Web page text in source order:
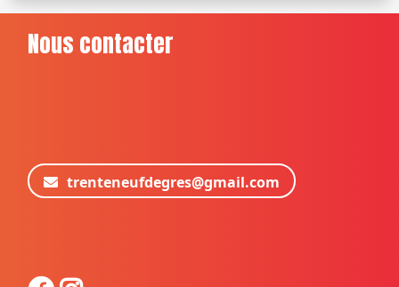
Nous contacter
trenteneufdegres@gmail.com